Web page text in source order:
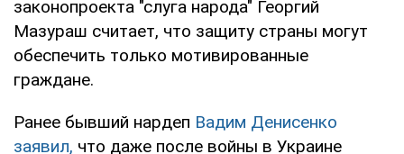
законопроекта "слуга народа" Георгий
Мазураш считает, что защиту страны могут
обеспечить только мотивированные
граждане.
Ранее бывший нардеп Вадим Денисенко
заявил, что даже после войны в Украине